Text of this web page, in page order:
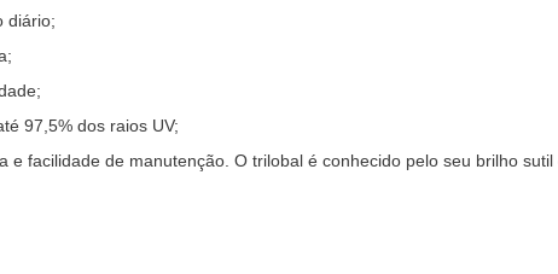
diário;
97,5% dos raios UV;
e facilidade de manutenção. O trilobal é conhecido pelo seu brilho